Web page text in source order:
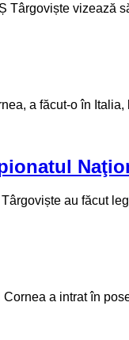
vizează
a făcut-o în Italia,
au făcut
a intrat în